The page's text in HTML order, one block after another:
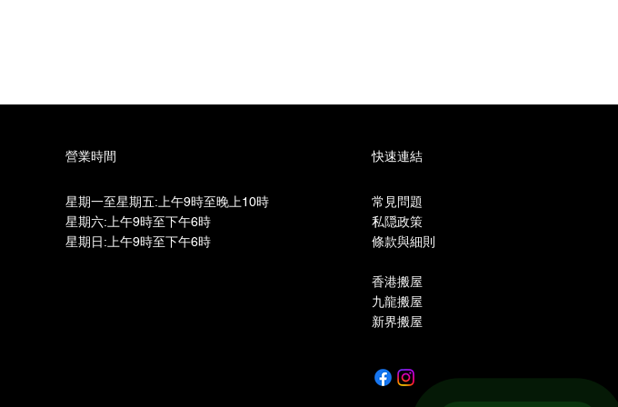
營業時間
星期一至星期五:上午9時至晚上10時​
星期六:上午9時至下午6時​
星期日:上午9時至下午6時
快速連結
常見問題
私隠政策
條款與細則
香港搬屋
九龍搬屋
新界搬屋